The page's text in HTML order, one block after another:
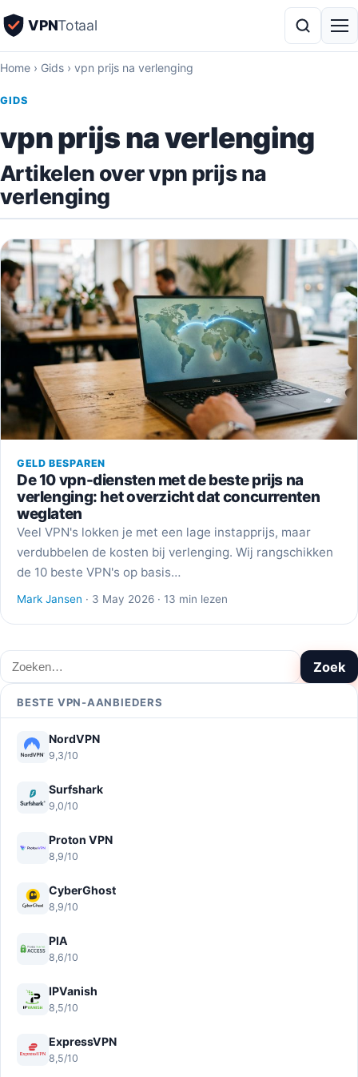
VPNTotaal
Home › Gids › vpn prijs na verlenging
GIDS
vpn prijs na verlenging
Artikelen over vpn prijs na
verlenging
GELD BESPAREN
De 10 vpn-diensten met de beste prijs na
verlenging: het overzicht dat concurrenten
weglaten
Veel VPN's lokken je met een lage instapprijs, maar
verdubbelen de kosten bij verlenging. Wij rangschikken
de 10 beste VPN's op basis…
Mark Jansen · 3 May 2026 · 13 min lezen
Zoeken Zoek
BESTE VPN-AANBIEDERS
NordVPN
9,3/10
Surfshark
9,0/10
Proton VPN
8,9/10
CyberGhost
8,9/10
PIA
8,6/10
IPVanish
8,5/10
ExpressVPN
8,5/10